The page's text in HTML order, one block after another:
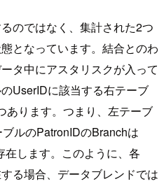
のではなく、集計された2つ
となっています。結合とのわ
タ中にアスタリスクが入って
UserIDに該当する右テーブ
あります。つまり、左テーブ
ルのPatronIDのBranchは
在します。このように、各
る場合、データブレンドでは